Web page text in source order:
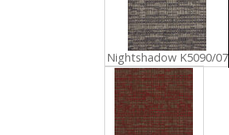
Nightshadow K5090/07